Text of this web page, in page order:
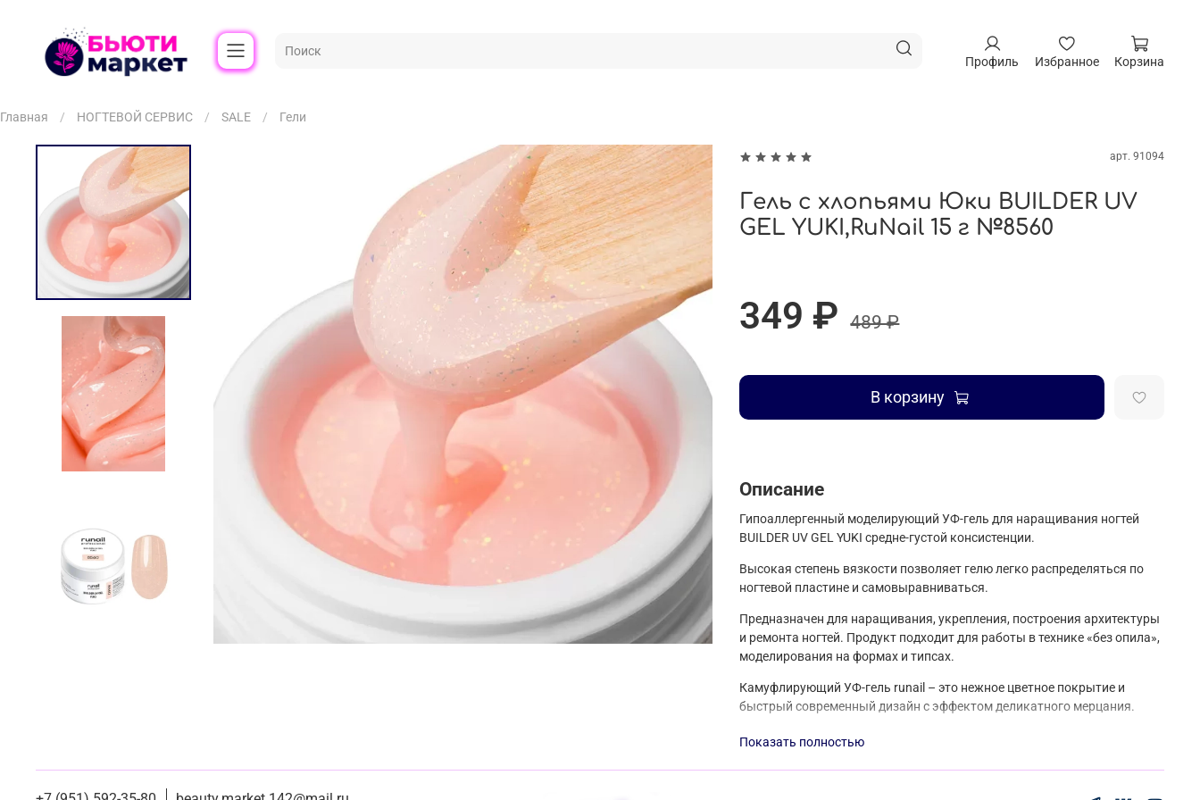
Профиль Избранное Корзина
Главная НОГТЕВОЙ СЕРВИС SALE Гели
арт. 91094
Гель с хлопьями Юки BUILDER UV
GEL YUKI,RuNail 15 г №8560
349 ₽ 489 ₽
В корзину
Описание
Гипоаллергенный моделирующий УФ-гель для наращивания ногтей
BUILDER UV GEL YUKI средне-густой консистенции.
Высокая степень вязкости позволяет гелю легко распределяться по
ногтевой пластине и самовыравниваться.
Предназначен для наращивания, укрепления, построения архитектуры
и ремонта ногтей. Продукт подходит для работы в технике «без опила»,
моделирования на формах и типсах.
Камуфлирующий УФ-гель runail – это нежное цветное покрытие и
быстрый современный дизайн с эффектом деликатного мерцания.
В основе - сиреневый оттенок и россыпь мельчайших хлопьев юки,
Показать полностью